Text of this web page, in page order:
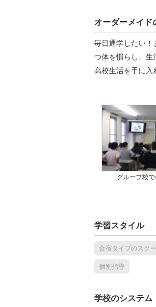
オーダーメイド
毎日通学したい！
つ体を慣らし、生
高校生活を手に入
グループ校で
学習スタイル
合宿タイプのスク
個別指導
学校のシステム